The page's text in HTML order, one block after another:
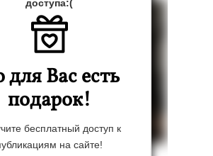
доступа:(
для Вас есть
подарок!
бесплатный доступ к
на сайте!